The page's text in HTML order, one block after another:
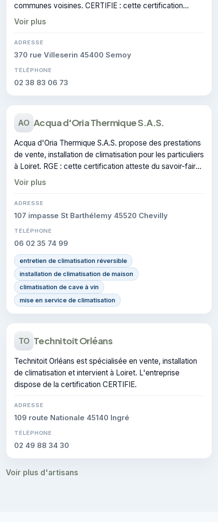
communes voisines. CERTIFIE : cette certification
atteste du savoir-faire de l'entreprise.
Voir plus
ADRESSE
370 rue Villeserin 45400 Semoy
TÉLÉPHONE
02 38 83 06 73
AO Acqua d'Oria Thermique S.A.S.
Acqua d'Oria Thermique S.A.S. propose des prestations
de vente, installation de climatisation pour les particuliers
à Loiret. RGE : cette certification atteste du savoir-faire
de l'entreprise.
Voir plus
ADRESSE
107 impasse St Barthélemy 45520 Chevilly
TÉLÉPHONE
06 02 35 74 99
entretien de climatisation réversible
installation de climatisation de maison
climatisation de cave à vin
mise en service de climatisation
TO Technitoit Orléans
Technitoit Orléans est spécialisée en vente, installation
de climatisation et intervient à Loiret. L'entreprise
dispose de la certification CERTIFIE.
ADRESSE
109 route Nationale 45140 Ingré
TÉLÉPHONE
02 49 88 34 30
Voir plus d'artisans